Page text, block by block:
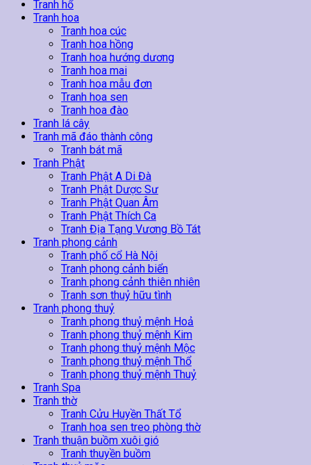
Tranh hổ
Tranh hoa
Tranh hoa cúc
Tranh hoa hồng
Tranh hoa hướng dương
Tranh hoa mai
Tranh hoa mẫu đơn
Tranh hoa sen
Tranh hoa đào
Tranh lá cây
Tranh mã đáo thành công
Tranh bát mã
Tranh Phật
Tranh Phật A Di Đà
Tranh Phật Dược Sư
Tranh Phật Quan Âm
Tranh Phật Thích Ca
Tranh Địa Tạng Vương Bồ Tát
Tranh phong cảnh
Tranh phố cổ Hà Nội
Tranh phong cảnh biển
Tranh phong cảnh thiên nhiên
Tranh sơn thuỷ hữu tình
Tranh phong thuỷ
Tranh phong thuỷ mệnh Hoả
Tranh phong thuỷ mệnh Kim
Tranh phong thuỷ mệnh Mộc
Tranh phong thuỷ mệnh Thổ
Tranh phong thuỷ mệnh Thuỷ
Tranh Spa
Tranh thờ
Tranh Cửu Huyền Thất Tổ
Tranh hoa sen treo phòng thờ
Tranh thuận buồm xuôi gió
Tranh thuyền buồm